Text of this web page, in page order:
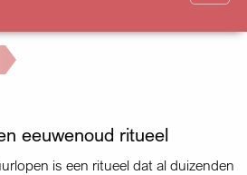
eeuwenoud ritueel
is een ritueel dat al duizenden